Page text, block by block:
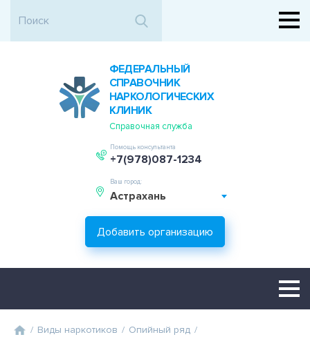
ФЕДЕРАЛЬНЫЙ
СПРАВОЧНИК
НАРКОЛОГИЧЕСКИХ
КЛИНИК
Справочная служба
Помощь консультанта
+7(978)087-1234
Ваш город:
Астрахань
Добавить организацию
/ Виды наркотиков / Опийный ряд /